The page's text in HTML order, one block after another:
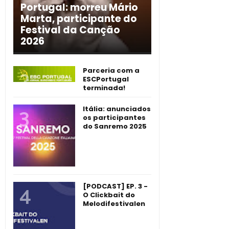
Portugal: morreu Mário
Marta, participante do
Festival da Canção
2026
Parceria com a
ESCPortugal
terminada!
Itália: anunciados
os participantes
do Sanremo 2025
[PODCAST] EP. 3 -
O Clickbait do
Melodifestivalen